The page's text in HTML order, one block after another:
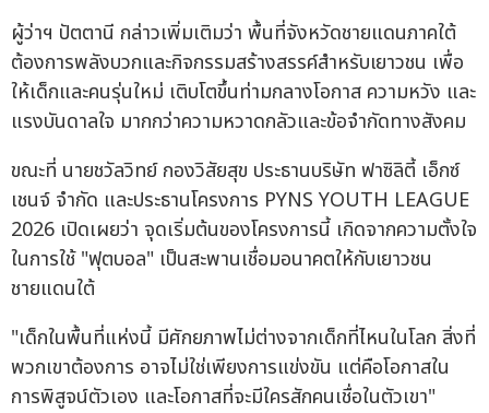
ผู้ว่าฯ ปัตตานี กล่าวเพิ่มเติมว่า พื้นที่จังหวัดชายแดนภาคใต้
ต้องการพลังบวกและกิจกรรมสร้างสรรค์สำหรับเยาวชน เพื่อ
ให้เด็กและคนรุ่นใหม่ เติบโตขึ้นท่ามกลางโอกาส ความหวัง และ
แรงบันดาลใจ มากกว่าความหวาดกลัวและข้อจำกัดทางสังคม
ขณะที่ นายชวัลวิทย์ กองวิสัยสุข ประธานบริษัท ฟาซิลิตี้ เอ็กซ์
เชนจ์ จำกัด และประธานโครงการ PYNS YOUTH LEAGUE
2026 เปิดเผยว่า จุดเริ่มต้นของโครงการนี้ เกิดจากความตั้งใจ
ในการใช้ "ฟุตบอล" เป็นสะพานเชื่อมอนาคตให้กับเยาวชน
ชายแดนใต้
"เด็กในพื้นที่แห่งนี้ มีศักยภาพไม่ต่างจากเด็กที่ไหนในโลก สิ่งที่
พวกเขาต้องการ อาจไม่ใช่เพียงการแข่งขัน แต่คือโอกาสใน
การพิสูจน์ตัวเอง และโอกาสที่จะมีใครสักคนเชื่อในตัวเขา"